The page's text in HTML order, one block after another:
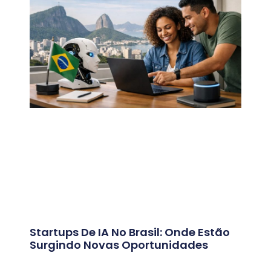
Startups De IA No Brasil: Onde Estão
Surgindo Novas Oportunidades